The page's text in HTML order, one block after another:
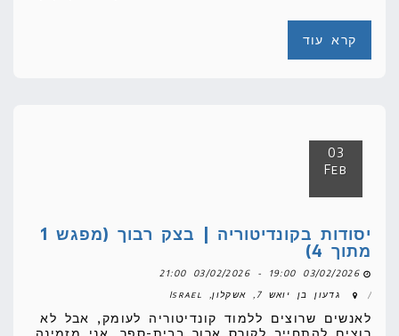
קרא עוד
03
Feb